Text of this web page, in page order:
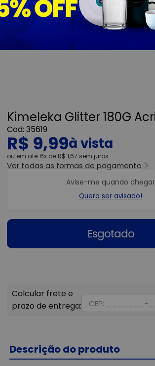
Kimeleka Glitter 180G
35619
R$ 9,99
ou 6x de R$ 1,67 sem juros
Ver todas as formas de pagamento
Esgotado
Avise-me quando chegar
Quero ser avisado!
Descrição do produto